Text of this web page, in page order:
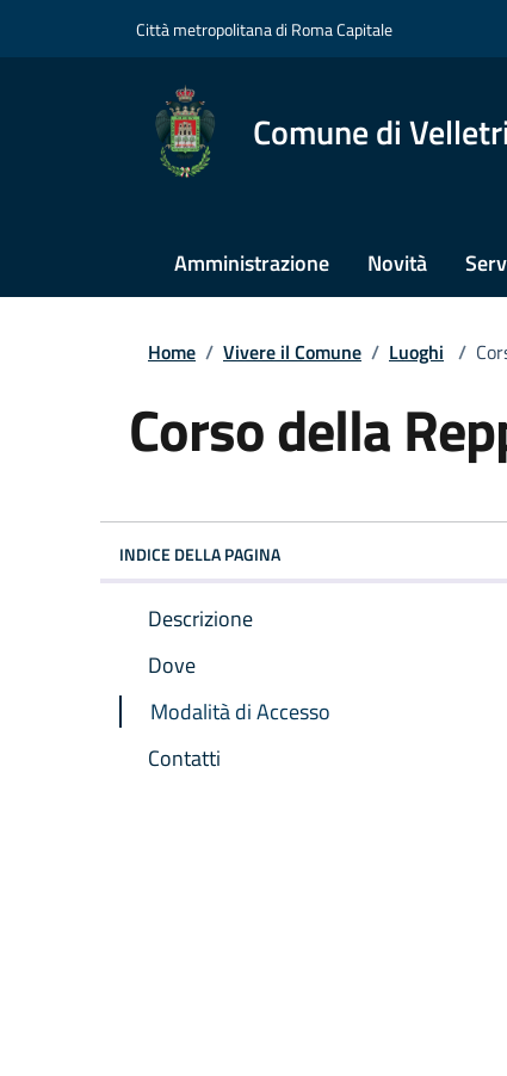
Città metropolitana di Roma Capitale
Comune di Velletri
Amministrazione Novità
Home / Vivere il Comune / Luoghi /
Corso della
INDICE DELLA PAGINA
Descrizione
Dove
Modalità di Accesso
Contatti